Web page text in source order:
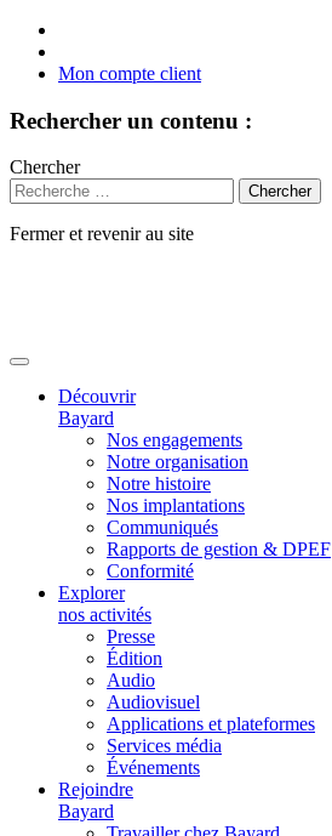
Mon compte client
Rechercher un contenu :
Chercher
Fermer et revenir au site
Découvrir
Bayard
Nos engagements
Notre organisation
Notre histoire
Nos implantations
Communiqués
Rapports de gestion & DPEF
Conformité
Explorer
nos activités
Presse
Édition
Audio
Audiovisuel
Applications et plateformes
Services média
Événements
Rejoindre
Bayard